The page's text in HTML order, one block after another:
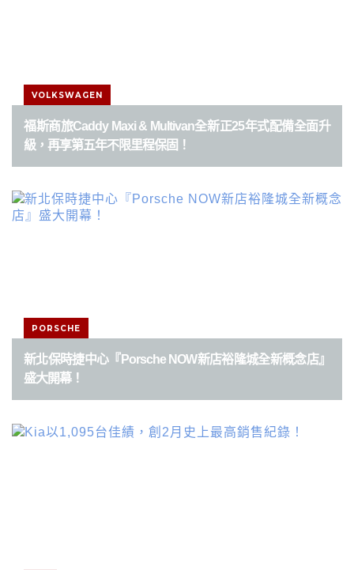
VOLKSWAGEN
福斯商旅Caddy Maxi & Multivan全新正25年式配備全面升
級，再享第五年不限里程保固！
PORSCHE
新北保時捷中心『Porsche NOW新店裕隆城全新概念店』
盛大開幕！